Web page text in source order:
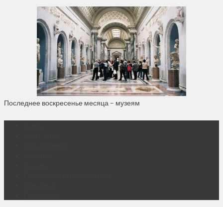
Последнее воскресенье месяца – музеям